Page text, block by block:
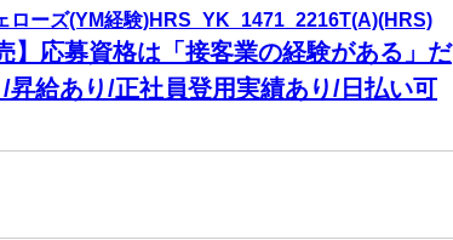
ローズ(YM経験)HRS_YK_1471_2216T(A)(HRS)
】応募資格は「接客業の経験がある」だ
昇給あり/正社員登用実績あり/日払い可